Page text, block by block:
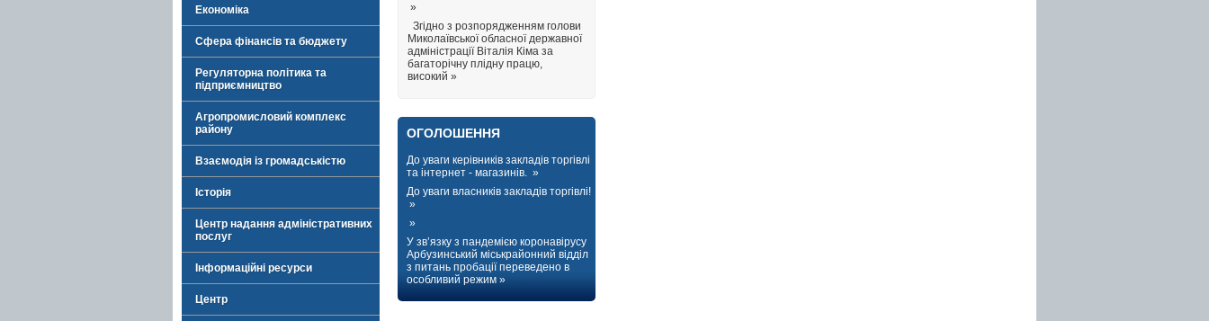
Економіка
Сфера фінансів та бюджету
Регуляторна політика та
підприємництво
Агропромисловий комплекс
району
Взаємодія із громадськістю
Історія
Центр надання адміністративних
послуг
Інформаційні ресурси
Центр
»
Згідно з розпорядженням голови
Миколаївської обласної державної
адміністрації Віталія Кіма за
багаторічну плідну працю,
високий »
ОГОЛОШЕННЯ
До уваги керівників закладів торгівлі
та інтернет - магазинів. »
До уваги власників закладів торгівлі!
»
»
У зв’язку з пандемією коронавірусу
Арбузинський міськрайонний відділ
з питань пробації переведено в
особливий режим »